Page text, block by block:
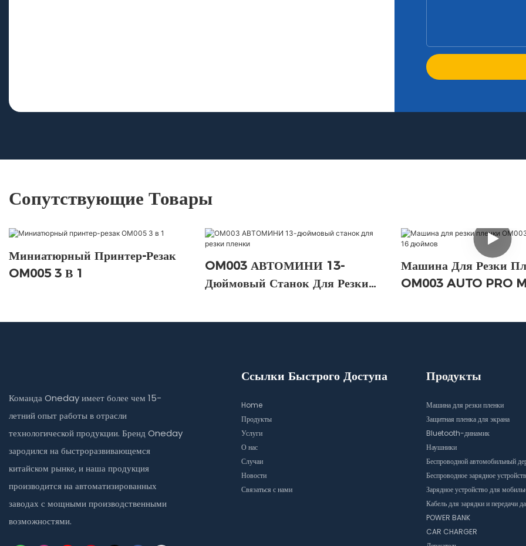
Сопутствующие Товары
Миниатюрный Принтер-Резак
OM005 3 В 1
OM003 АВТОМИНИ 13-
Дюймовый Станок Для Резки
Машина Для Резки
OM003 AUTO PRO
Команда Oneday имеет более чем 15-
летний опыт работы в отрасли
технологической продукции. Бренд Oneday
зародился на быстроразвивающемся
китайском рынке, и наша продукция
производится на автоматизированных
заводах с мощными производственными
возможностями.
Ссылки Быстрого Доступа
Home
Продукты
Услуги
О нас
Случаи
Новости
Связаться с нами
Продукты
Машина для резки пленки
Защитная пленка для экрана
Bluetooth-динамик
Наушники
Беспроводной автомобильный
Беспроводное зарядное
Зарядное устройство для
Кабель для зарядки и передачи
POWER BANK
CAR CHARGER